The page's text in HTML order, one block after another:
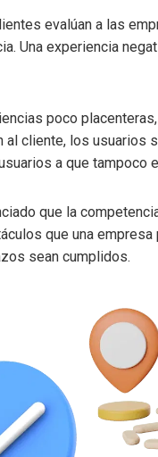
evalúan a las
Una experiencia
poco
cliente, los usuarios
a que tampoco
que la
que una
sean cumplidos.